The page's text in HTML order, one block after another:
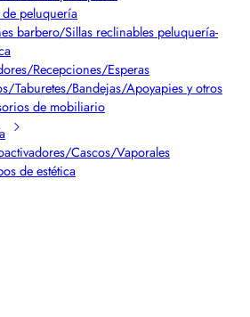
de peluquería
barbero/Sillas reclinables peluquería-
Recepciones/Esperas
Taburetes/Bandejas/Apoyapies y otros
de mobiliario
Cascos/Vaporales
de estética